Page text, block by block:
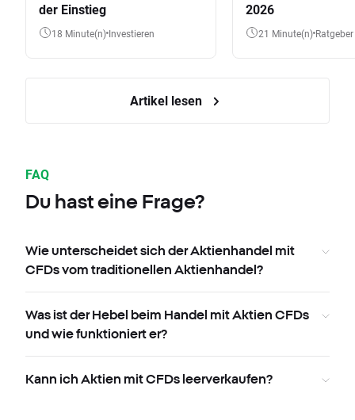
der Einstieg
18 Minute(n) Investieren
2026
21 Minute(n) Ratgeber
Artikel lesen
FAQ
Du hast eine Frage?
Wie unterscheidet sich der Aktienhandel mit
CFDs vom traditionellen Aktienhandel?
Was ist der Hebel beim Handel mit Aktien CFDs
und wie funktioniert er?
Kann ich Aktien mit CFDs leerverkaufen?